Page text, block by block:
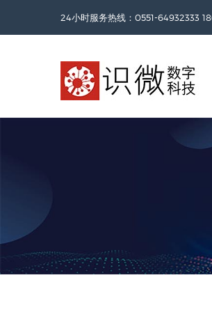
24小时服务热线：0551-64932333